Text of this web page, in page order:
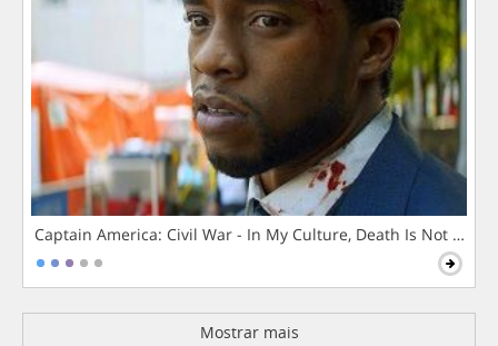
Captain America: Civil War - In My Culture, Death Is Not The
Mostrar mais